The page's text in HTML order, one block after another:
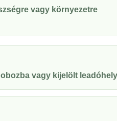
vagy környezetre
vagy kijelölt